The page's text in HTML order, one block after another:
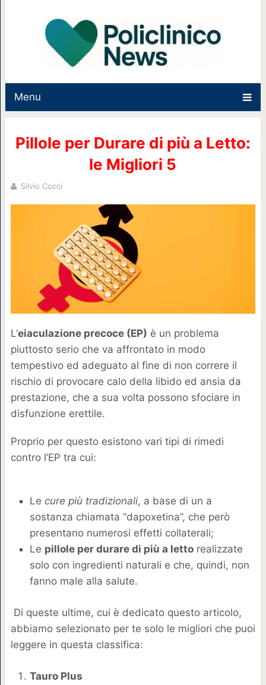
Menu
Pillole per Durare di più a Letto:
le Migliori 5
Silvio Cocci
L’eiaculazione precoce (EP) è un problema
piuttosto serio che va affrontato in modo
tempestivo ed adeguato al fine di non correre il
rischio di provocare calo della libido ed ansia da
prestazione, che a sua volta possono sfociare in
disfunzione erettile.
Proprio per questo esistono vari tipi di rimedi
contro l’EP tra cui:
Le cure più tradizionali, a base di un a
sostanza chiamata “dapoxetina”, che però
presentano numerosi effetti collaterali;
Le pillole per durare di più a lettorealizzate
solo con ingredienti naturali e che, quindi, non
fanno male alla salute.
Di queste ultime, cui è dedicato questo articolo,
abbiamo selezionato per te solo le migliori che puoi
leggere in questa classifica:
Tauro Plus